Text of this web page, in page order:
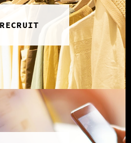
RECRUIT